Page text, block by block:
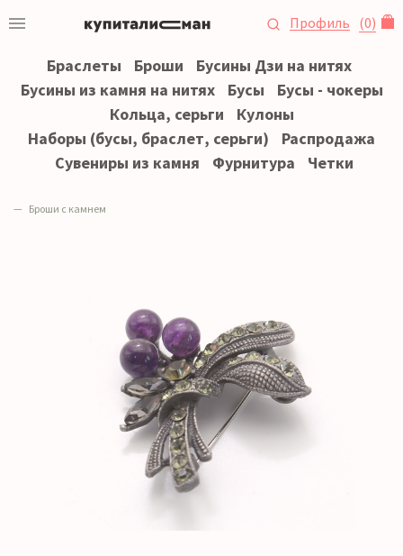
Профиль (0)
Браслеты Броши
Бусины Дзи на нитях
Бусины из камня на нитях
Бусы
Бусы - чокеры
Кольца, серьги
Кулоны
Наборы (бусы, браслет, серьги)
Распродажа
Сувениры из камня
Фурнитура Четки
Броши с камнем